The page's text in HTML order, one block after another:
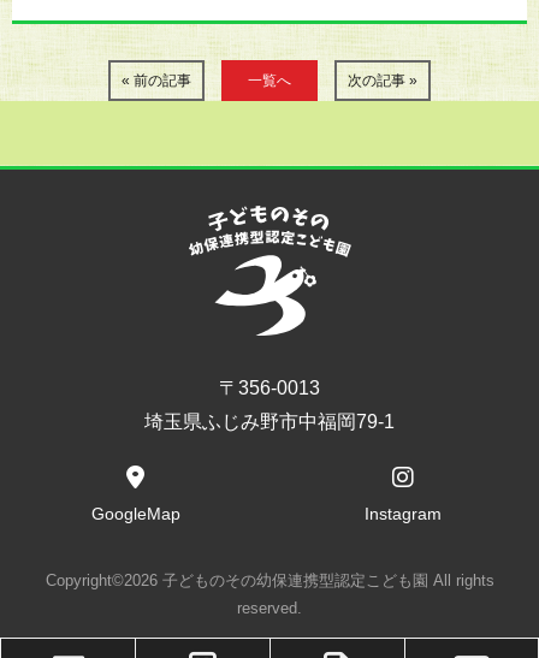
« 前の記事 一覧へ 次の記事 »
〒356-0013
埼玉県ふじみ野市中福岡79-1
GoogleMap Instagram
Copyright©2026 子どものその幼保連携型認定こども園 All rights
reserved.